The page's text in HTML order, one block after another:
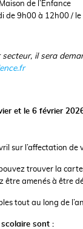
de l’Enfance
de 9h00 à 12h00 /
il sera
et le 6 février
sur l’affectation de
trouver la
amenés à être
tout au long de
sont :